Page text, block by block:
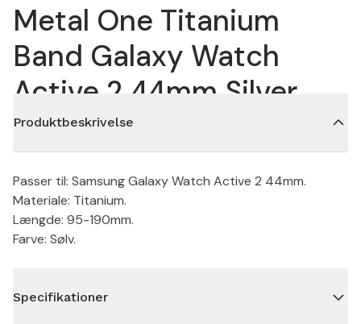
Metal One Titanium
Band Galaxy Watch
Active 2 44mm Silver
Produktbeskrivelse
Passer til: Samsung Galaxy Watch Active 2 44mm.
Materiale: Titanium.
Længde: 95-190mm.
Farve: Sølv.
Specifikationer